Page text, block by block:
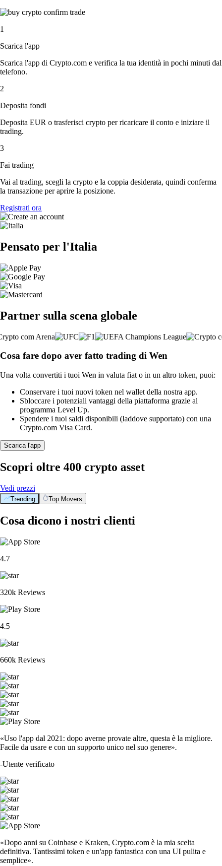
1
Scarica l'app
Scarica l'app di Crypto.com e verifica la tua identità in pochi minuti dal
telefono.
2
Deposita fondi
Deposita EUR o trasferisci crypto per ricaricare il conto e iniziare il
trading.
3
Fai trading
Vai al trading, scegli la crypto e la coppia desiderata, quindi conferma
la transazione per aprire la posizione.
Registrati ora
Pensato per l'Italia
Partner sulla scena globale
Cosa fare dopo aver fatto trading di Wen
Una volta convertiti i tuoi Wen in valuta fiat o in un altro token, puoi:
Conservare i tuoi nuovi token nel wallet della nostra app.
Sbloccare i potenziali vantaggi della piattaforma grazie al
programma Level Up.
Spendere i tuoi saldi disponibili (laddove supportato) con una
Crypto.com Visa Card.
Scarica l'app
Scopri oltre 400 crypto asset
Vedi prezzi
Trending Top Movers
Cosa dicono i nostri clienti
4.7
320k Reviews
4.5
660k Reviews
«Uso l'app dal 2021: dopo averne provate altre, questa è la migliore.
Facile da usare e con un supporto unico nel suo genere».
-Utente verificato
«Dopo anni su Coinbase e Kraken, Crypto.com è la mia scelta
definitiva. Tantissimi token e un'app fantastica con una UI pulita e
semplice».